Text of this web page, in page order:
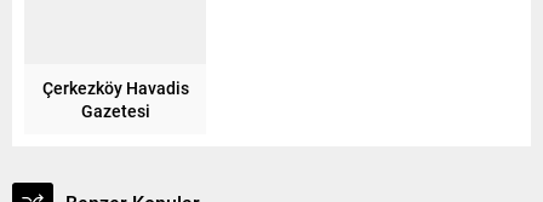
Çerkezköy Havadis
Gazetesi